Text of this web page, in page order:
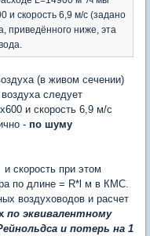
и скорость 6,9 м/с (задано
приведённого ниже, эта
(в живом сечении)
следует
и скорость 6,9 м/с
- по шуму
скорость при этом
по длине = R*l м в КМС.
воздуховодов и расчет
по эквивалентному
и потерь на 1